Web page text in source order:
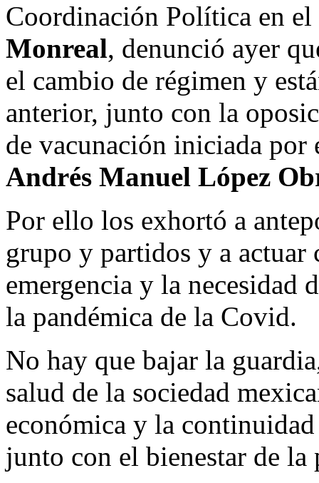
Coordinación Política en el
Monreal, denunció ayer
el cambio de régimen y
anterior, junto con la
de vacunación iniciada
Andrés Manuel López
Por ello los exhortó a
grupo y partidos y a actuar
emergencia y la necesidad
la pandémica de la Covid.
No hay que bajar la
salud de la sociedad
económica y la
junto con el bienestar de la